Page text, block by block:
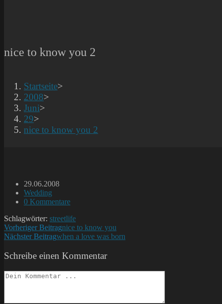
nice to know you 2
Startseite>
2008>
Juni>
29>
nice to know you 2
Beitrag
veröffentlicht:
29.06.2008
Beitrags-
Kategorie:
Wedding
Beitrags-
0 Kommentare
Schlagwörter: streetlife
Weitere
Artikel
ansehen
Vorheriger Beitragnice to know you
Nächster Beitragwhen a love was born
Schreibe einen Kommentar
Kommentieren